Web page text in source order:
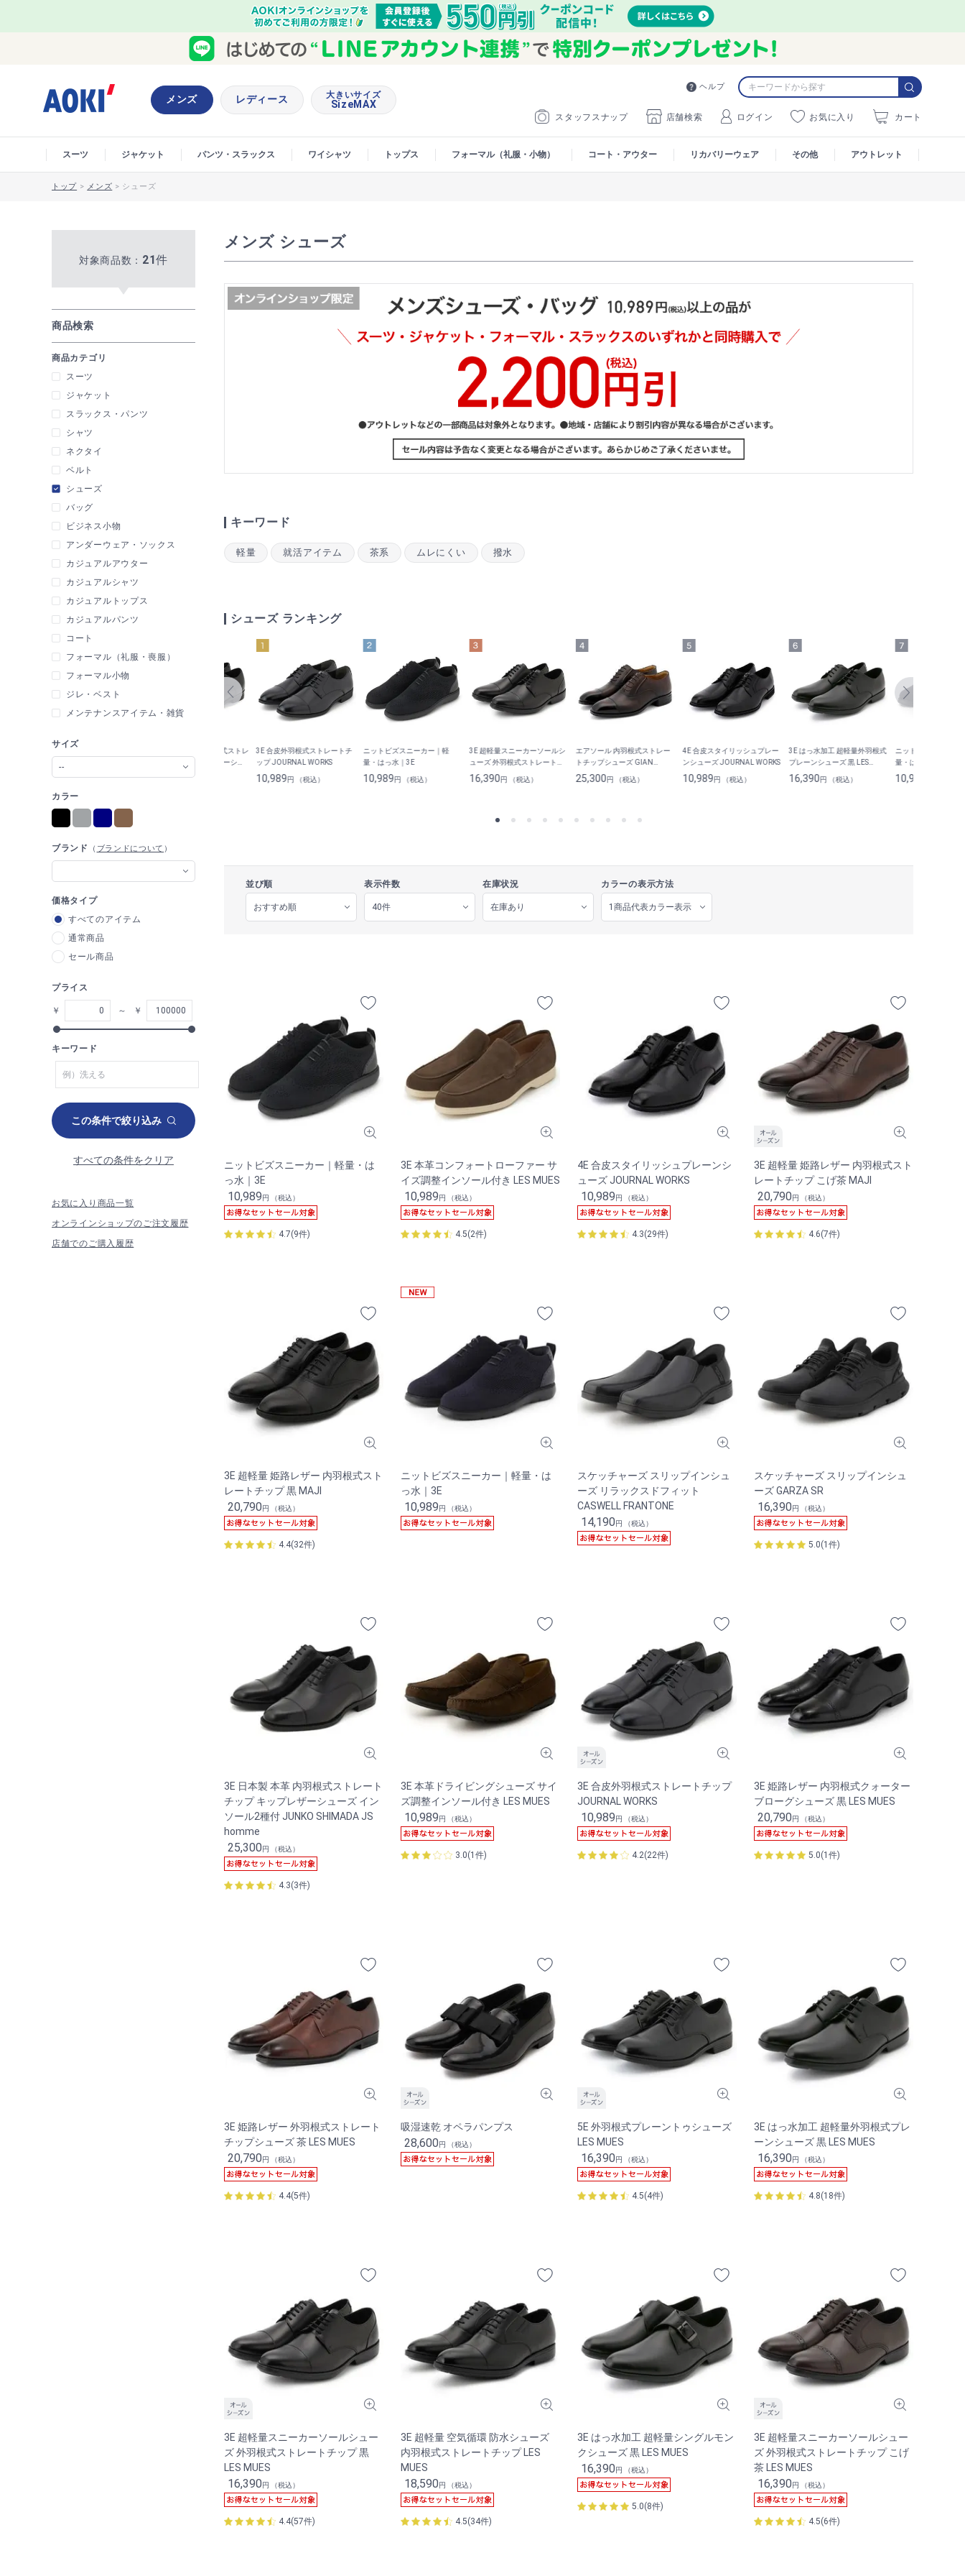
ヘルプ
スタッフスナップ 店舗検索 ログイン お気に入り カート
メンズ レディース 大きいサイズ
SizeMAX
スーツ ジャケット パンツ・スラックス ワイシャツ トップス フォーマル（礼服・小物） コート・アウター リカバリーウェア その他 アウトレット
トップ > メンズ > シューズ
メンズ シューズ
キーワード
軽量 就活アイテム 茶系 ムレにくい 撥水
シューズ ランキング
スケッチャーズ スリップイン
16,390円 （税込）
3E 日本製 本革 内羽根式ストレ
ートチップ キップレザーシュ
25,300円 （税込）
3E 合皮外羽根式ストレートチ
ップ JOURNAL WORKS
10,989円 （税込）
ニットビズスニーカー｜軽
量・はっ水｜3E
10,989円 （税込）
3E 超軽量スニーカーソールシ
ューズ 外羽根式ストレートチ
ップ 黒 LES MUES
16,390円 （税込）
エアソール 内羽根式ストレー
トチップシューズ GIAN
FRANCO GIOVANNI
25,300円 （税込）
4E 合皮スタイリッシュプレー
ンシューズ JOURNAL WORKS
10,989円 （税込）
3E はっ水加工 超軽量外羽根式
プレーンシューズ 黒 LES
MUES
16,390円 （税込）
ニットビズスニーカ
量・はっ水｜3E
10,989
並び順 表示件数 在庫状況 カラーの表示方法
ニットビズスニーカー｜軽量・は
っ水｜3E
10,989円 （税込）
4.7(9件)
3E 本革コンフォートローファー サ
イズ調整インソール付き LES MUES
10,989円 （税込）
4.5(2件)
4E 合皮スタイリッシュプレーンシ
ューズ JOURNAL WORKS
10,989円 （税込）
4.3(29件)
3E 超軽量 姫路レザー 内羽根式スト
レートチップ こげ茶 MAJI
20,790円 （税込）
4.6(7件)
3E 超軽量 姫路レザー 内羽根式スト
レートチップ 黒 MAJI
20,790円 （税込）
4.4(32件)
ニットビズスニーカー｜軽量・は
っ水｜3E
10,989円 （税込）
スケッチャーズ スリップインシュ
ーズ リラックスドフィット
CASWELL FRANTONE
14,190円 （税込）
スケッチャーズ スリップインシュ
ーズ GARZA SR
16,390円 （税込）
5.0(1件)
3E 日本製 本革 内羽根式ストレート
チップ キップレザーシューズ イン
ソール2種付 JUNKO SHIMADA JS
homme
25,300円 （税込）
4.3(3件)
3E 本革ドライビングシューズ サイ
ズ調整インソール付き LES MUES
10,989円 （税込）
3.0(1件)
3E 合皮外羽根式ストレートチップ
JOURNAL WORKS
10,989円 （税込）
4.2(22件)
3E 姫路レザー 内羽根式クォーター
ブローグシューズ 黒 LES MUES
20,790円 （税込）
5.0(1件)
3E 姫路レザー 外羽根式ストレート
チップシューズ 茶 LES MUES
20,790円 （税込）
4.4(5件)
吸湿速乾 オペラパンプス
28,600円 （税込）
5E 外羽根式プレーントゥシューズ
LES MUES
16,390円 （税込）
4.5(4件)
3E はっ水加工 超軽量外羽根式プレ
ーンシューズ 黒 LES MUES
16,390円 （税込）
4.8(18件)
3E 超軽量スニーカーソールシュー
ズ 外羽根式ストレートチップ 黒
LES MUES
16,390円 （税込）
4.4(57件)
3E 超軽量 空気循環 防水シューズ
内羽根式ストレートチップ LES
MUES
18,590円 （税込）
4.5(34件)
3E はっ水加工 超軽量シングルモン
クシューズ 黒 LES MUES
16,390円 （税込）
5.0(8件)
3E 超軽量スニーカーソールシュー
ズ 外羽根式ストレートチップ こげ
茶 LES MUES
16,390円 （税込）
4.5(6件)
対象商品数： 21件
商品検索
商品カテゴリ
スーツ
ジャケット
スラックス・パンツ
シャツ
ネクタイ
ベルト
シューズ
バッグ
ビジネス小物
アンダーウェア・ソックス
カジュアルアウター
カジュアルシャツ
カジュアルトップス
カジュアルパンツ
コート
フォーマル（礼服・喪服）
フォーマル小物
ジレ・ベスト
メンテナンスアイテム・雑貨
サイズ
--
カラー
ブランド （ ブランドについて ）
価格タイプ
すべてのアイテム
通常商品
セール商品
プライス
￥ ～ ￥
キーワード
この条件で絞り込み
すべての条件をクリア
お気に入り商品一覧
オンラインショップのご注文履歴
店舗でのご購入履歴